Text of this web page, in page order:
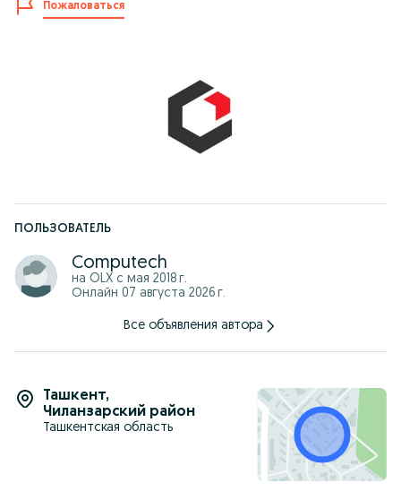
Пожаловаться
ПОЛЬЗОВАТЕЛЬ
Computech
на OLX с мая 2018 г.
Онлайн 07 августа 2026 г.
Все объявления автора
Ташкент,
Чиланзарский район
Ташкентская область